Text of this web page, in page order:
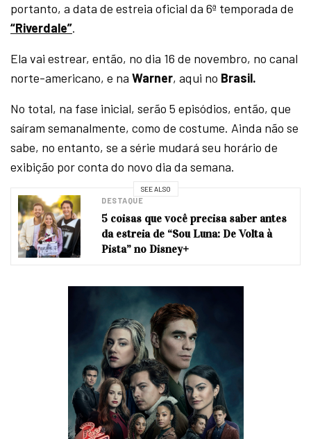
portanto, a data de estreia oficial da 6ª temporada de
“Riverdale”.
Ela vai estrear, então, no dia 16 de novembro, no canal
norte-americano, e naWarner, aqui no Brasil.
No total, na fase inicial, serão 5 episódios, então, que
saíram semanalmente, como de costume. Ainda não se
sabe, no entanto, se a série mudará seu horário de
exibição por conta do novo dia da semana.
SEE ALSO
DESTAQUE
5 coisas que você precisa saber antes
da estreia de “Sou Luna: De Volta à
Pista” no Disney+